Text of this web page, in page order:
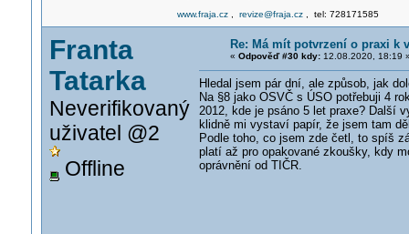
www.fraja.cz, revize@fraja.cz, tel: 728171585
Franta
Tatarka
Neverifikovaný
uživatel @2
Offline
Re: Má mít potvrzení o praxi k
« Odpověď #30 kdy:12.08.2020, 18:19
Hledal jsem pár dní, ale způsob, jak
Na §8 jako OSVČ s ÚSO potřebuji 4
2012, kde je psáno 5 let praxe? Další
klidně mi vystaví papír, že jsem tam
Podle toho, co jsem zde četl, to spíš
platí až pro opakované zkoušky, kdy
oprávnění od TIČR.